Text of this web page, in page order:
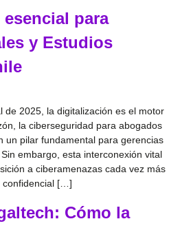
para
y Estudios
de 2025, la digitalización es el motor
la ciberseguridad para abogados
un pilar fundamental para gerencias
embargo, esta interconexión vital
a ciberamenazas cada vez más
confidencial […]
Cómo la